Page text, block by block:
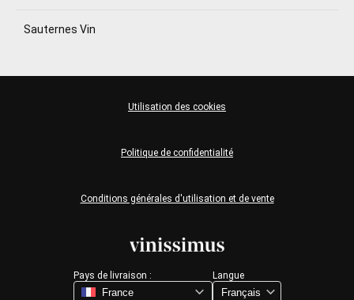
Sauternes Vin
Pays de livraison : Langue
Conditions générales d'utilisation et de vente
Politique de confidentialité
Utilisation des cookies